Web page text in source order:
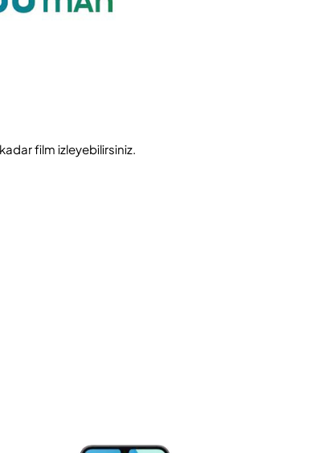
film izleyebilirsiniz.